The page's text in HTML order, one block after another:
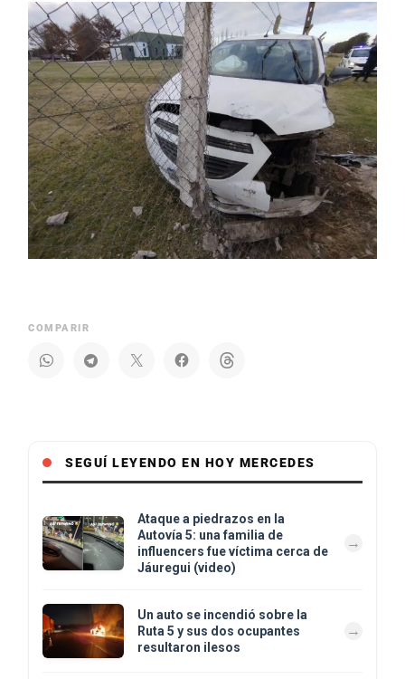
COMPARIR
SEGUÍ LEYENDO EN HOY MERCEDES
Ataque a piedrazos en la
Autovía 5: una familia de
influencers fue víctima cerca de
Jáuregui (video)
Un auto se incendió sobre la
Ruta 5 y sus dos ocupantes
resultaron ilesos